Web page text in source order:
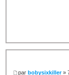
parbobysixkiller»